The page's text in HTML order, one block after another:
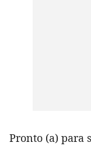
Pronto (a) para